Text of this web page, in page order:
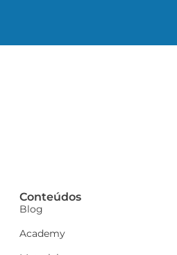
Conteúdos
Blog
Academy